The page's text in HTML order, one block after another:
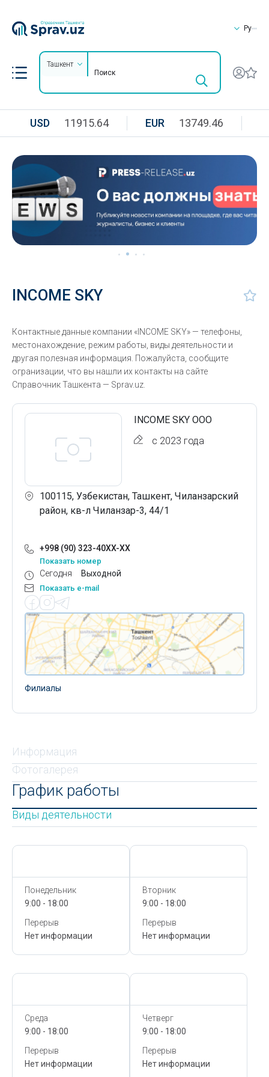
Ру
Ташкент
USD 11915.64 EUR 13749.46
INCOME SKY
Контактные данные компании «INCOME SKY» — телефоны,
местонахождение, режим работы, виды деятельности и
другая полезная информация. Пожалуйста, сообщите
огранизации, что вы нашли их контакты на сайте
Справочник Ташкента — Sprav.uz.
INCOME SKY ООО
с 2023 года
100115, Узбекистан, Ташкент, Чиланзарский
район, кв-л Чиланзар-3, 44/1
+998 (90) 323-40XX-XX
Показать номер
Сегодня Выходной
Показать e-mail
Филиалы
Информация
Фотогалерея
График работы
Виды деятельности
Понедельник
9:00 - 18:00
Перерыв
Нет информации
Вторник
9:00 - 18:00
Перерыв
Нет информации
Среда
9:00 - 18:00
Перерыв
Нет информации
Четверг
9:00 - 18:00
Перерыв
Нет информации